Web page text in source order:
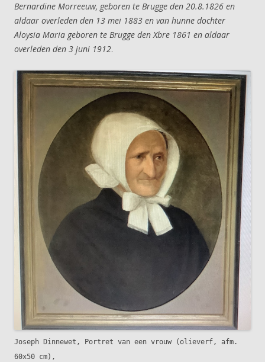
Bernardine Morreeuw, geboren te Brugge den 20.8.1826 en
aldaar overleden den 13 mei 1883 en van hunne dochter
Aloysia Maria geboren te Brugge den Xbre 1861 en aldaar
overleden den 3 juni 1912.
Joseph Dinnewet, Portret van een vrouw (olieverf, afm.
60x50 cm),